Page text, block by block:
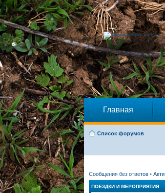
Главная
Список форумов
Сообщения без ответов •
ПОЕЗДКИ И МЕРОПРИЯТИЯ